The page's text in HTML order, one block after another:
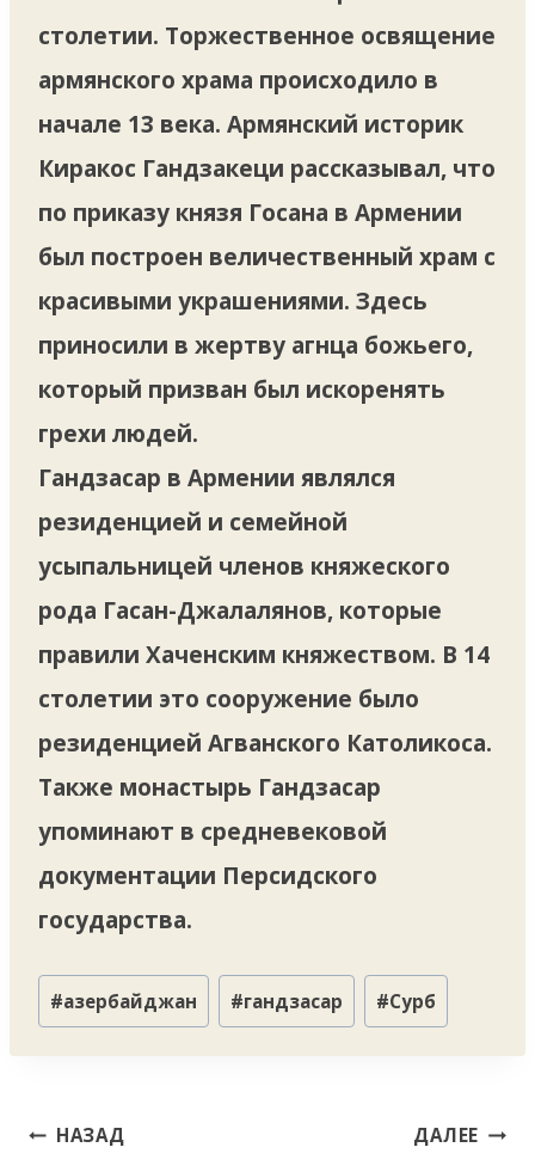
столетии. Торжественное освящение
армянского храма происходило в
начале 13 века. Армянский историк
Киракос Гандзакеци рассказывал, что
по приказу князя Госана в Армении
был построен величественный храм с
красивыми украшениями. Здесь
приносили в жертву агнца божьего,
который призван был искоренять
грехи людей.
Гандзасар в Армении являлся
резиденцией и семейной
усыпальницей членов княжеского
рода Гасан-Джалалянов, которые
правили Хаченским княжеством. В 14
столетии это сооружение было
резиденцией Агванского Католикоса.
Также монастырь Гандзасар
упоминают в средневековой
документации Персидского
государства.
Метки
записи:
#азербайджан #гандзасар #Сурб
Навигация
НАЗАД ДАЛЕЕ